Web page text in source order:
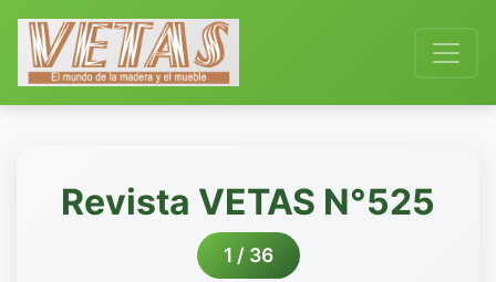
Revista VETAS N°525
1 / 36